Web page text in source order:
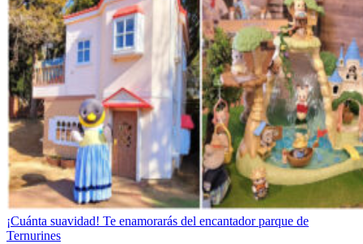
¡Cuánta suavidad! Te enamorarás del encantador parque de
Ternurines